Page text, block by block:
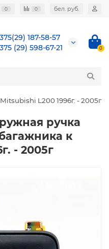
0 0 бел. руб.
187-58-57
(29) 598-67-21
0
L200 1996г. - 2005г
ручка
к
- 2005г